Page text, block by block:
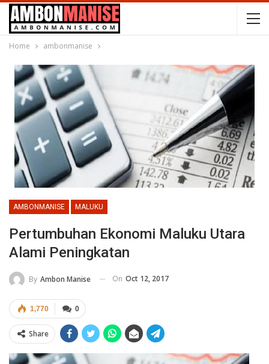
Home ambonmanise
AMBONMANISE MALUKU
Pertumbuhan Ekonomi Maluku Utara
Alami Peningkatan
By Ambon Manise On Oct 12, 2017
0
1,770
Share